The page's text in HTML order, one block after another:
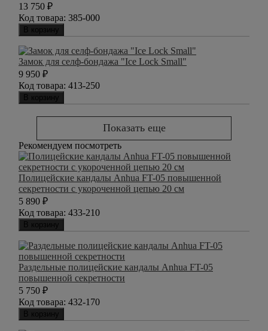
13 750 ₽
Код товара: 385-000
В корзину
Замок для селф-бондажа "Ice Lock Small"
9 950 ₽
Код товара: 413-250
В корзину
Показать еще
Рекомендуем посмотреть
Полицейские кандалы Anhua FT-05 повышенной
секретности с укороченной цепью 20 см
5 890 ₽
Код товара: 433-210
В корзину
Раздельные полицейские кандалы Anhua FT-05
повышенной секретности
5 750 ₽
Код товара: 432-170
В корзину